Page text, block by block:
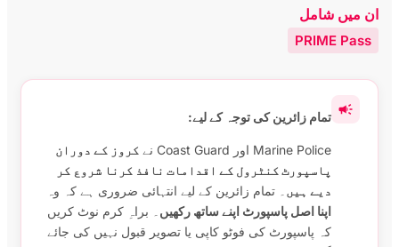
ان میں شامل
PRIME Pass
تمام زائرین کی توجہ کے لیے:
Marine Police اور Coast Guard نے
کروز کے دوران
پاسپورٹ کنٹرول کے اقدامات نافذ کرنا شروع کر
دیے ہیں ۔ تمام زائرین کے لیے انتہائی ضروری ہے کہ وہ
اپنا اصل پاسپورٹ اپنے ساتھ رکھیں ۔ براہِ کرم نوٹ کریں
کہ پاسپورٹ کی فوٹو کاپی یا تصویر قبول نہیں کی جائے